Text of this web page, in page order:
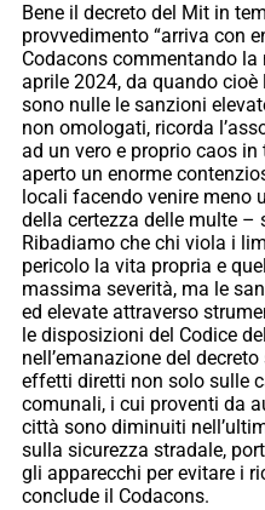
Bene il decreto del Mit in
provvedimento “arriva con
Codacons commentando
aprile 2024, da quando
sono nulle le sanzioni
non omologati, ricorda
ad un vero e proprio caos
aperto un enorme
locali facendo venire meno
della certezza delle multe –
Ribadiamo che chi viola i
pericolo la vita propria e
massima severità, ma le
ed elevate attraverso
le disposizioni del Codice
nell’emanazione del
effetti diretti non solo sulle
comunali, i cui proventi da
città sono diminuiti
sulla sicurezza stradale,
gli apparecchi per evitare i
conclude il Codacons.